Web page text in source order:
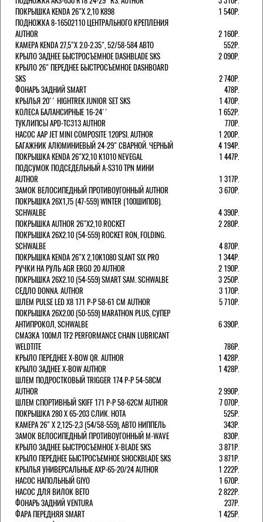
ПОКРЫШКА KENDA 26"Х 2,10 K898
1 540Р.
ПОДНОЖКА 8-16502110 ЦЕНТРАЛЬНОГО КРЕПЛЕНИЯ
AUTHOR
2 160Р.
КАМЕРА KENDA 27,5"Х 2.0-2.35", 52/58-584 АВТО
552Р.
КРЫЛО ЗАДНЕЕ БЫСТРОСЪЕМНОЕ DASHBLADE SKS
2 090Р.
КРЫЛО 26" ПЕРЕДНЕЕ БЫСТРОСЪЕМНОЕ DASHBOARD
SKS
2 740Р.
ФОНАРЬ ЗАДНИЙ SMART
478Р.
КРЫЛЬЯ 20'' HIGHTREK JUNIOR SET SKS
1 470Р.
КОЛЕСА БАЛАНСИРНЫЕ 16-24''
1 652Р.
ТУКЛИПСЫ APD-TC313 AUTHOR
770Р.
НАСОС AAP JET MINI COMPOSITE 120PSI. AUTHOR
1 200Р.
БАГАЖНИК АЛЮМИНИЕВЫЙ 24-29" СВАРНОЙ. ЧЕРНЫЙ
4 194Р.
ПОКРЫШКА KENDA 26"Х2,10 K1010 NEVEGAL
1 447Р.
ПОДСУМОК ПОДСЕДЕЛЬНЫЙ A-S310 TPN МИНИ
AUTHOR
1 317Р.
ЗАМОК ВЕЛОСИПЕДНЫЙ ПРОТИВОУГОННЫЙ AUTHOR
3 670Р.
ПОКРЫШКА 26X1,75 (47-559) WINTER (100ШИПОВ).
SCHWALBE
4 390Р.
ПОКРЫШКА AUTHOR 26"Х2,10 ROCKET
2 280Р.
ПОКРЫШКА 26X2.10 (54-559) ROCKET RON, FOLDING.
SCHWALBE
4 870Р.
ПОКРЫШКА KENDA 26"Х 2,10K1080 SLANT SIX PRO
1 344Р.
РУЧКИ НА РУЛЬ AGR ERGO 20 AUTHOR
2 190Р.
ПОКРЫШКА 26X2.10 (54-559) SMART SAM. SCHWALBE
3 250Р.
СЕДЛО DONNA. AUTHOR
3 170Р.
ШЛЕМ PULSE LED X8 171 Р-Р 58-61 СМ AUTHOR
5 710Р.
ПОКРЫШКА 26X2.00 (50-559) MARATHON PLUS, СУПЕР
АНТИПРОКОЛ, SCHWALBE
6 390Р.
СМАЗКА 100МЛ TF2 PERFORMANCE CHAIN LUBRICANT
WELDTITE
786Р.
КРЫЛО ПЕРЕДНЕЕ X-BOW QR. AUTHOR
1 428Р.
КРЫЛО ЗАДНЕЕ X-BOW AUTHOR
1 428Р.
ШЛЕМ ПОДРОСТКОВЫЙ TRIGGER 174 Р-Р 54-58СМ
AUTHOR
2 990Р.
ШЛЕМ СПОРТИВНЫЙ SKIFF 171 Р-Р 58-62СМ AUTHOR
7 070Р.
ПОКРЫШКА 280 X 65-203 СЛИК. HOTA
525Р.
КАМЕРА 26" X 2,125-2,3 (54/58-559), АВТО НИППЕЛЬ
343Р.
ЗАМОК ВЕЛОСИПЕДНЫЙ ПРОТИВОУГОННЫЙ M-WAVE
830Р.
КРЫЛО ЗАДНЕЕ БЫСТРОСЪЕМНОЕ X-BLADE SKS
3 871Р.
КРЫЛО ПЕРЕДНЕЕ БЫСТРОСЪЕМНОЕ SHOCKBLADE SKS
3 871Р.
КРЫЛЬЯ УНИВЕРСАЛЬНЫЕ AXP-65-20/24 AUTHOR
1 222Р.
НАСОС НАПОЛЬНЫЙ GIYO
1 670Р.
НАСОС ДЛЯ ВИЛОК ВЕТО
2 822Р.
ФОНАРЬ ЗАДНИЙ VENTURA
237Р.
ФАРА ПЕРЕДНЯЯ SMART
1 425Р.